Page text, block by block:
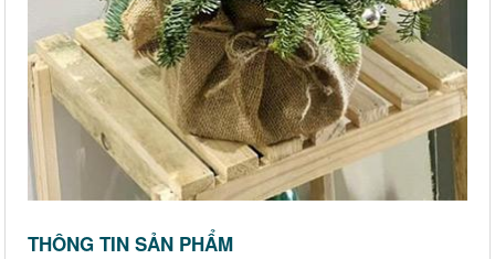
THÔNG TIN SẢN PHẨM